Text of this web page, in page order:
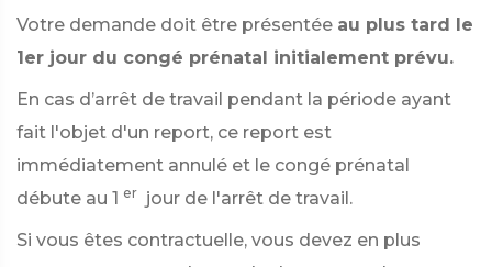
Votre demande doit être présentée au plus tard le
1er jour du congé prénatal initialement prévu.
En cas d’arrêt de travail pendant la période ayant
fait l'objet d'un report, ce report est
immédiatement annulé et le congé prénatal
débute au 1 er jour de l'arrêt de travail.
Si vous êtes contractuelle, vous devez en plus